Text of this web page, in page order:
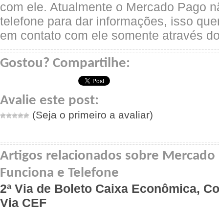
com ele. Atualmente o Mercado Pago
telefone para dar informações, isso
em contato com ele somente através
Gostou? Compartilhe:
Avalie este post:
(Seja o primeiro a avaliar)
Artigos relacionados sobre Mercado
Funciona e Telefone
2ª Via de Boleto Caixa Econômica,
Via CEF